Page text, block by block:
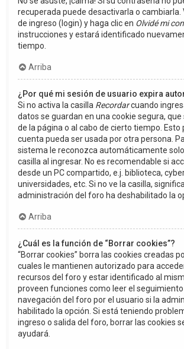
recuperada puede desactivarla o cambiarla.
de ingreso (login) y haga clic en Olvidé mi
instrucciones y estará identificado
tiempo.
Arriba
¿Por qué mi sesión de usuario expira
Si no activa la casilla Recordarcuando
datos se guardan en una cookie segura,
de la página o al cabo de cierto tiempo. Esto
cuenta pueda ser usada por otra persona.
sistema le reconozca automáticamente
casilla al ingresar. No es recomendable si
desde un PC compartido, e.j. biblioteca,
universidades, etc. Si no ve la casilla,
administración del foro ha deshabilitado la
Arriba
¿Cuál es la función de “Borrar cookies”?
“Borrar cookies” borra las cookies creadas
cuales le mantienen autorizado para
recursos del foro y estar identificado al
proveen funciones como leer el seguimiento
navegación del foro por el usuario si la
habilitado la opción. Si está teniendo
ingreso o salida del foro, borrar las cookies
ayudará.